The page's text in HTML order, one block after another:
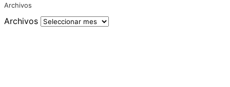
Archivos
Archivos